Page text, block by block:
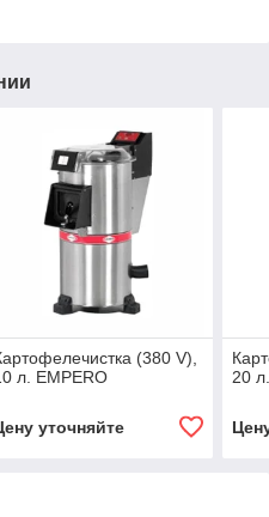
(380 V),
л. EMPERO
уточняйте
20